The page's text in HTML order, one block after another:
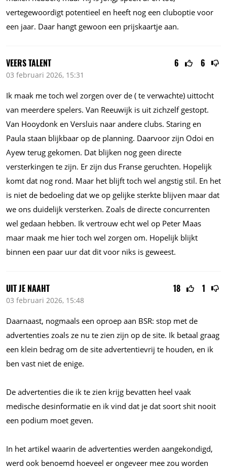
vertegewoordigt potentieel en heeft nog een cluboptie voor
een jaar. Daar hangt gewoon een prijskaartje aan.
6 6
VEERS TALENT
03 februari 2026, 15:31
Ik maak me toch wel zorgen over de ( te verwachte) uittocht
van meerdere spelers. Van Reeuwijk is uit zichzelf gestopt.
Van Hooydonk en Versluis naar andere clubs. Staring en
Paula staan blijkbaar op de planning. Daarvoor zijn Odoi en
Ayew terug gekomen. Dat blijken nog geen directe
versterkingen te zijn. Er zijn dus Franse geruchten. Hopelijk
komt dat nog rond. Maar het blijft toch wel angstig stil. En het
is niet de bedoeling dat we op gelijke sterkte blijven maar dat
we ons duidelijk versterken. Zoals de directe concurrenten
wel gedaan hebben. Ik vertrouw echt wel op Peter Maas
maar maak me hier toch wel zorgen om. Hopelijk blijkt
binnen een paar uur dat dit voor niks is geweest.
18 1
UIT JE NAAHT
03 februari 2026, 15:48
Daarnaast, nogmaals een oproep aan BSR: stop met de
advertenties zoals ze nu te zien zijn op de site. Ik betaal graag
een klein bedrag om de site advertentievrij te houden, en ik
ben vast niet de enige.
De advertenties die ik te zien krijg bevatten heel vaak
medische desinformatie en ik vind dat je dat soort shit nooit
een podium moet geven.
In het artikel waarin de advertenties werden aangekondigd,
werd ook benoemd hoeveel er ongeveer mee zou worden